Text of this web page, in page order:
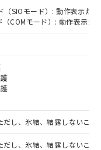
（SIOモード）: 動作表示灯(
（COMモード）: 動作表示
し、氷結、結露しないこと)
し、氷結、結露しないこと)
同意のうえ
10物質）の
な商品で
質）の非含
定のある
10物質）の
品を出す予